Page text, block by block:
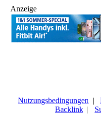
Anzeige
Nutzungsbedingungen |
Backlink |